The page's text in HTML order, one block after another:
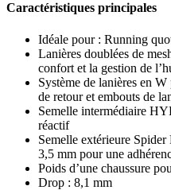
Caractéristiques principales
Idéale pour : Running
Lanières doublées de
confort et la gestion de
Système de lanières en
de retour et embouts de
Semelle intermédiaire
réactif
Semelle extérieure
3,5 mm pour une
Poids d’une chaussure
Drop : 8,1 mm